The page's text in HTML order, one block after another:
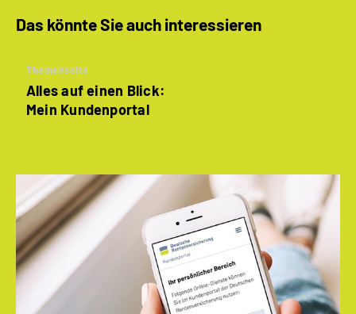
Das könnte Sie auch interessieren
Themenseite
Alles auf einen Blick:
Mein Kundenportal